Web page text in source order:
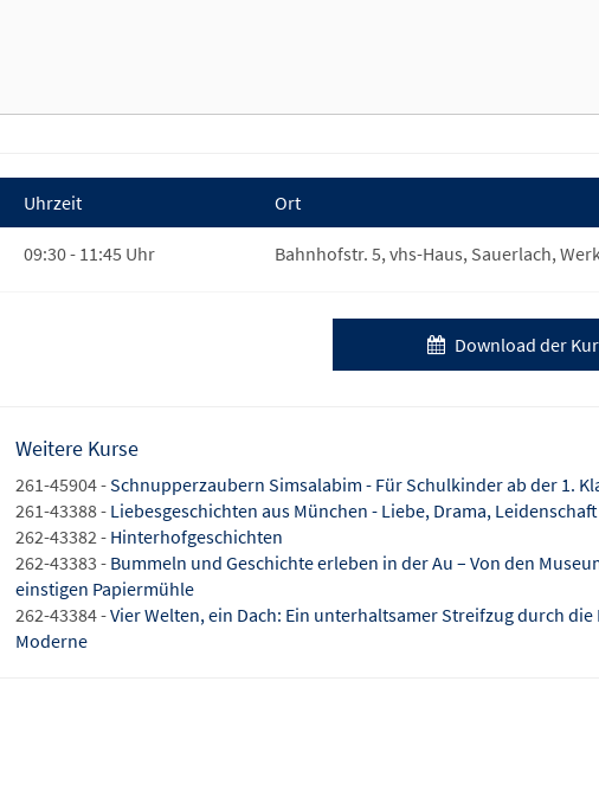
Uhrzeit Ort
09:30 - 11:45 Uhr Bahnhofstr. 5, vhs-Haus, Sauerlach,
Download der
Weitere Kurse
261-45904 -Schnupperzaubern Simsalabim - Für Schulkinder ab der 1.
261-43388 - Liebesgeschichten aus München - Liebe, Drama, Leidenschaft
262-43382 - Hinterhofgeschichten
262-43383 - Bummeln und Geschichte erleben in der Au – Von den
einstigen Papiermühle
262-43384 -Vier Welten, ein Dach: Ein unterhaltsamer Streifzug durch
Moderne